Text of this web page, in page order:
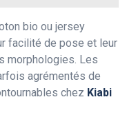
bio ou jersey
facilité de pose et leur
morphologies. Les
agrémentés de
chez Kiabi